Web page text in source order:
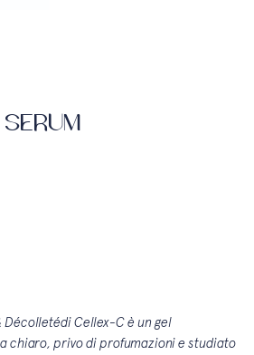
Décolletédi Cellex-C è un gel
chiaro, privo di profumazioni e studiato